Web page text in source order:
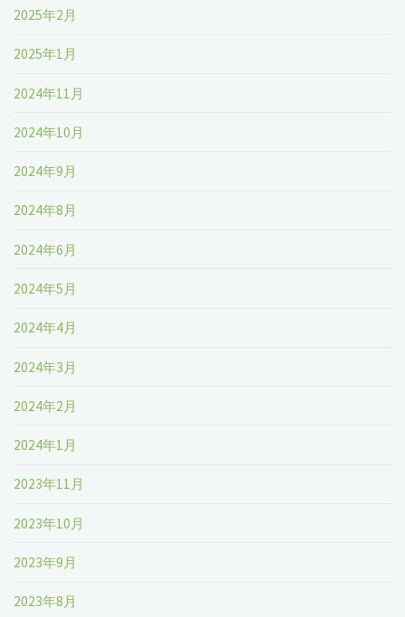
2025年2月
2025年1月
2024年11月
2024年10月
2024年9月
2024年8月
2024年6月
2024年5月
2024年4月
2024年3月
2024年2月
2024年1月
2023年11月
2023年10月
2023年9月
2023年8月